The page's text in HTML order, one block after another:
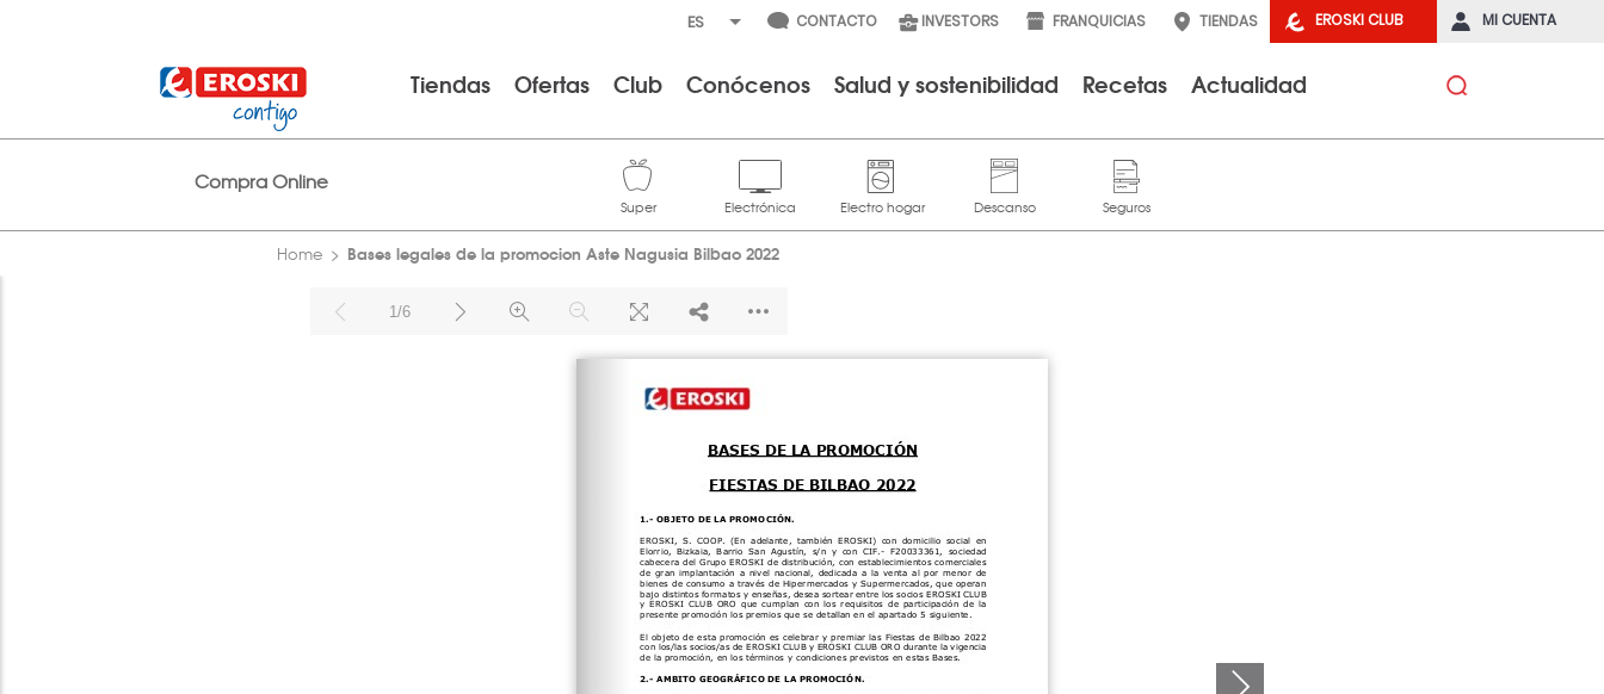
EROSKI CLUB MI CUENTA
CONTACTO INVESTORS FRANQUICIAS TIENDAS
Tiendas Ofertas Club Conócenos Salud y sostenibilidad Recetas Actualidad
Compra Online
Home Bases legales de la promocion Aste Nagusia Bilbao 2022
1/6